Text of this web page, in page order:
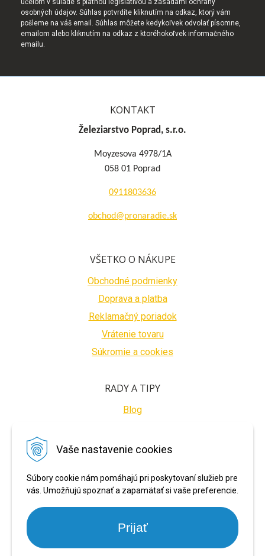
Vaše nastavenie cookies
Súbory cookie nám pomáhajú pri poskytovaní služieb pre
vás. Umožňujú spoznať a zapamätať si vaše preferencie.
Prijať
účelom v súlade s platnou legislatívou a zásadami ochrany
osobných údajov. Súhlas potvrdíte kliknutím na odkaz, ktorý vám
pošleme na váš email. Súhlas môžete kedykoľvek odvolať písomne,
emailom alebo kliknutím na odkaz z ktoréhokoľvek informačného
emailu.
KONTAKT
Železiarstvo Poprad, s.r.o.
Moyzesova 4978/1A
058 01 Poprad
0911803636
obchod@pronaradie.sk
VŠETKO O NÁKUPE
Obchodné podmienky
Doprava a platba
Reklamačný poriadok
Vrátenie tovaru
Súkromie a cookies
RADY A TIPY
Blog
BEZPEČNÉ PLATBY